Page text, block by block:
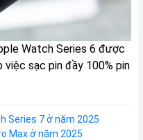
Watch Series 6 được
việc sạc pin đầy 100% pin
Series 7 ở năm 2025
Max ở năm 2025